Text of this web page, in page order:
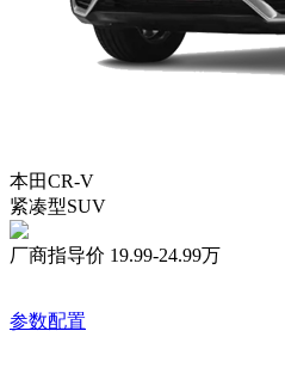
本田CR-V
紧凑型SUV
厂商指导价 19.99-24.99万
参数配置